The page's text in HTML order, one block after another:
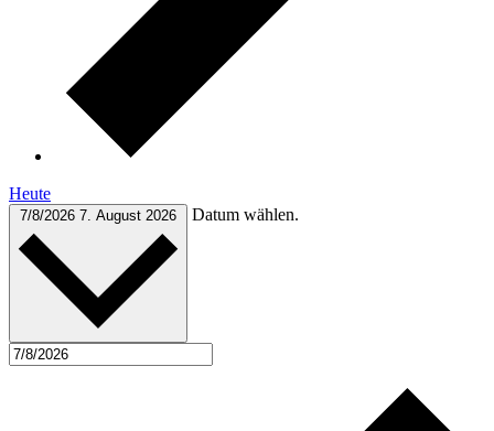
Heute
7/8/2026 7. August 2026 Datum wählen.